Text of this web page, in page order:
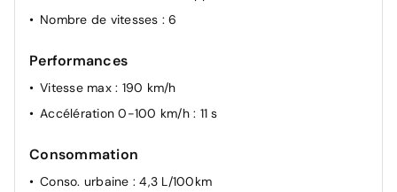
Nombre de vitesses : 6
Performances
Vitesse max : 190 km/h
Accélération 0-100 km/h : 11 s
Consommation
Conso. urbaine : 4,3 L/100km